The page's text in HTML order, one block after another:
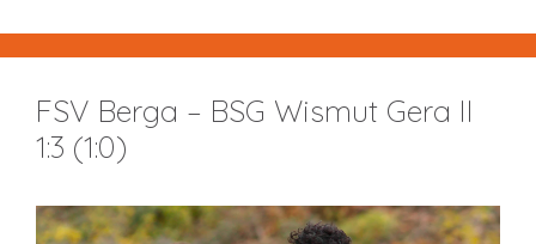
FSV Berga – BSG Wismut Gera II
1:3 (1:0)